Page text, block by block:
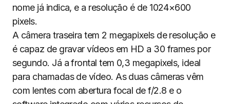
nome já indica, e a resolução é de 1024×600
pixels.
A câmera traseira tem 2 megapixels de resolução e
é capaz de gravar vídeos em HD a 30 frames por
segundo. Já a frontal tem 0,3 megapixels, ideal
para chamadas de vídeo. As duas câmeras vêm
com lentes com abertura focal de f/2.8 e o